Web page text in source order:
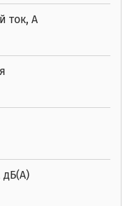
ток, А
дБ(А)